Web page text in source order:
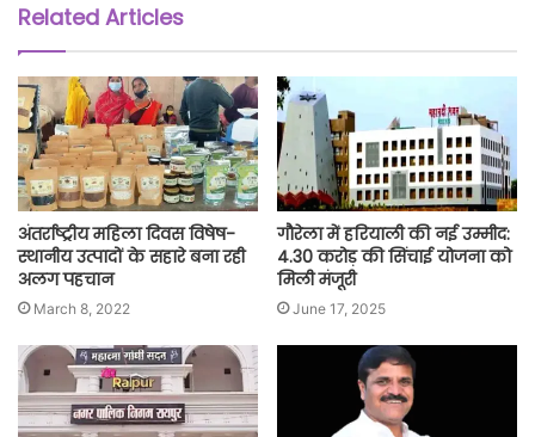
Related Articles
अंतर्राष्ट्रीय महिला दिवस विषेष-
स्थानीय उत्पादों के सहारे बना रही
अलग पहचान
March 8, 2022
गौरेला में हरियाली की नई उम्मीद:
4.30 करोड़ की सिंचाई योजना को
मिली मंजूरी
June 17, 2025